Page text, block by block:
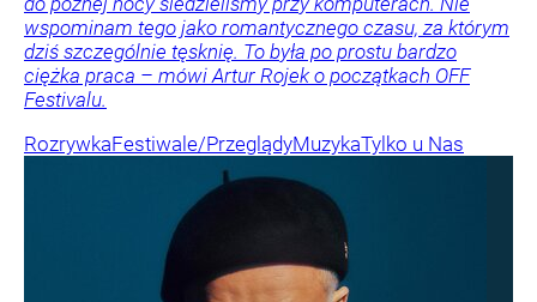
wspominam tego jako romantycznego czasu, za którym
dziś szczególnie tęsknię. To była po prostu bardzo
ciężka praca – mówi Artur Rojek o początkach OFF
Festivalu.
RozrywkaFestiwale/PrzeglądyMuzykaTylko u Nas